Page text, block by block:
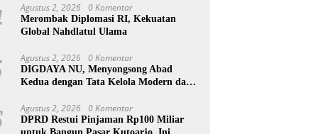
Agustus 2, 2026 0 Komentar
Merombak Diplomasi RI, Kekuatan
Global Nahdlatul Ulama
Agustus 2, 2026 0 Komentar
DIGDAYA NU, Menyongsong Abad
Kedua dengan Tata Kelola Modern dan
Agustus 2, 2026 0 Komentar
DPRD Restui Pinjaman Rp100 Miliar